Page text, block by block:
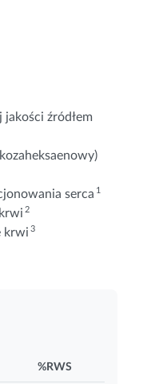
źródłem
serca1
krwi2
krwi3
%RWS